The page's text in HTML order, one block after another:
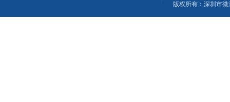
版权所有：深圳市